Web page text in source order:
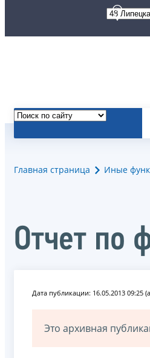
Главная страница Иные
Отчет по
Дата публикации: 16.05.2013 09:25
Это архивная